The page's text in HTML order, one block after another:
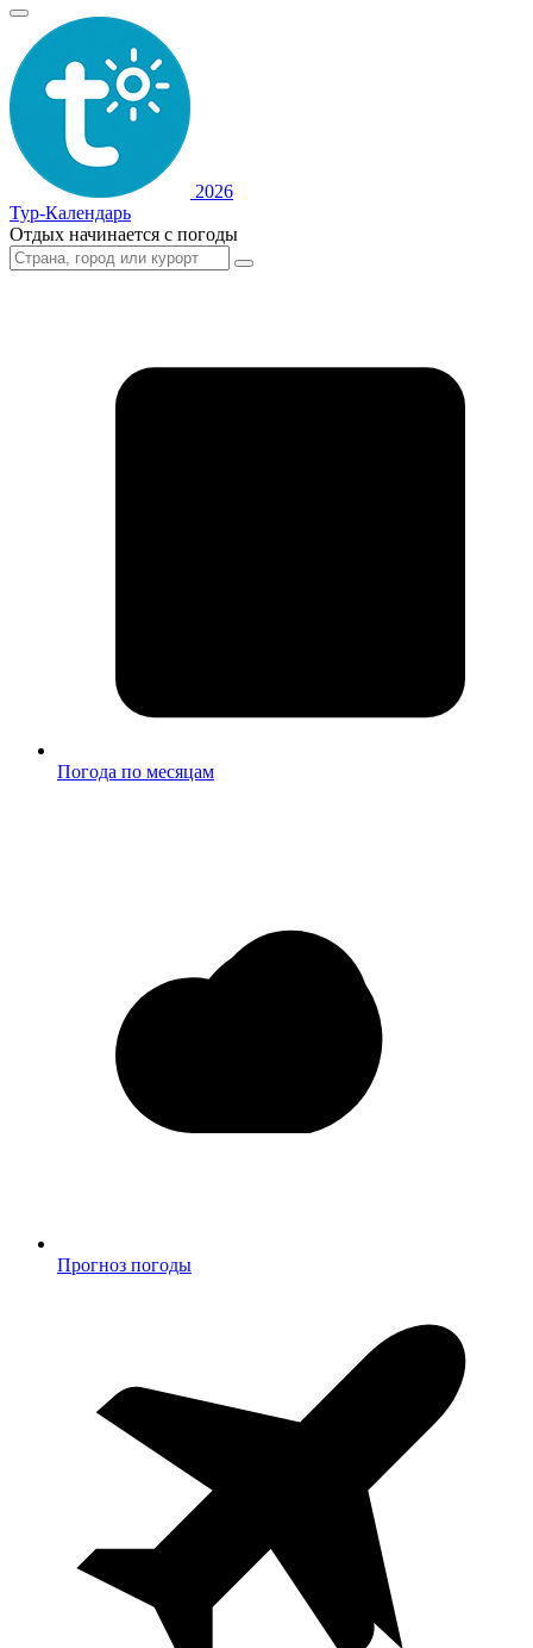
2026
Тур-Календарь
Отдых начинается с погоды
Погода по месяцам
Прогноз погоды